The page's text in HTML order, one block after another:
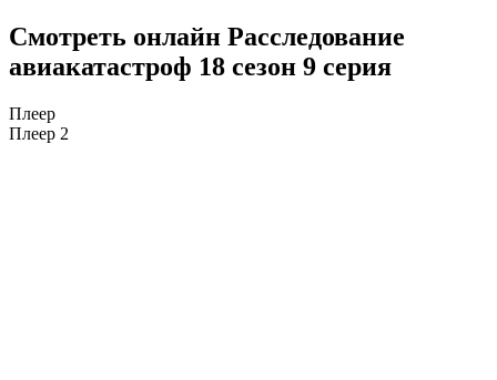
Смотреть онлайн Расследование
авиакатастроф 18 сезон 9 серия
Плеер
Плеер 2